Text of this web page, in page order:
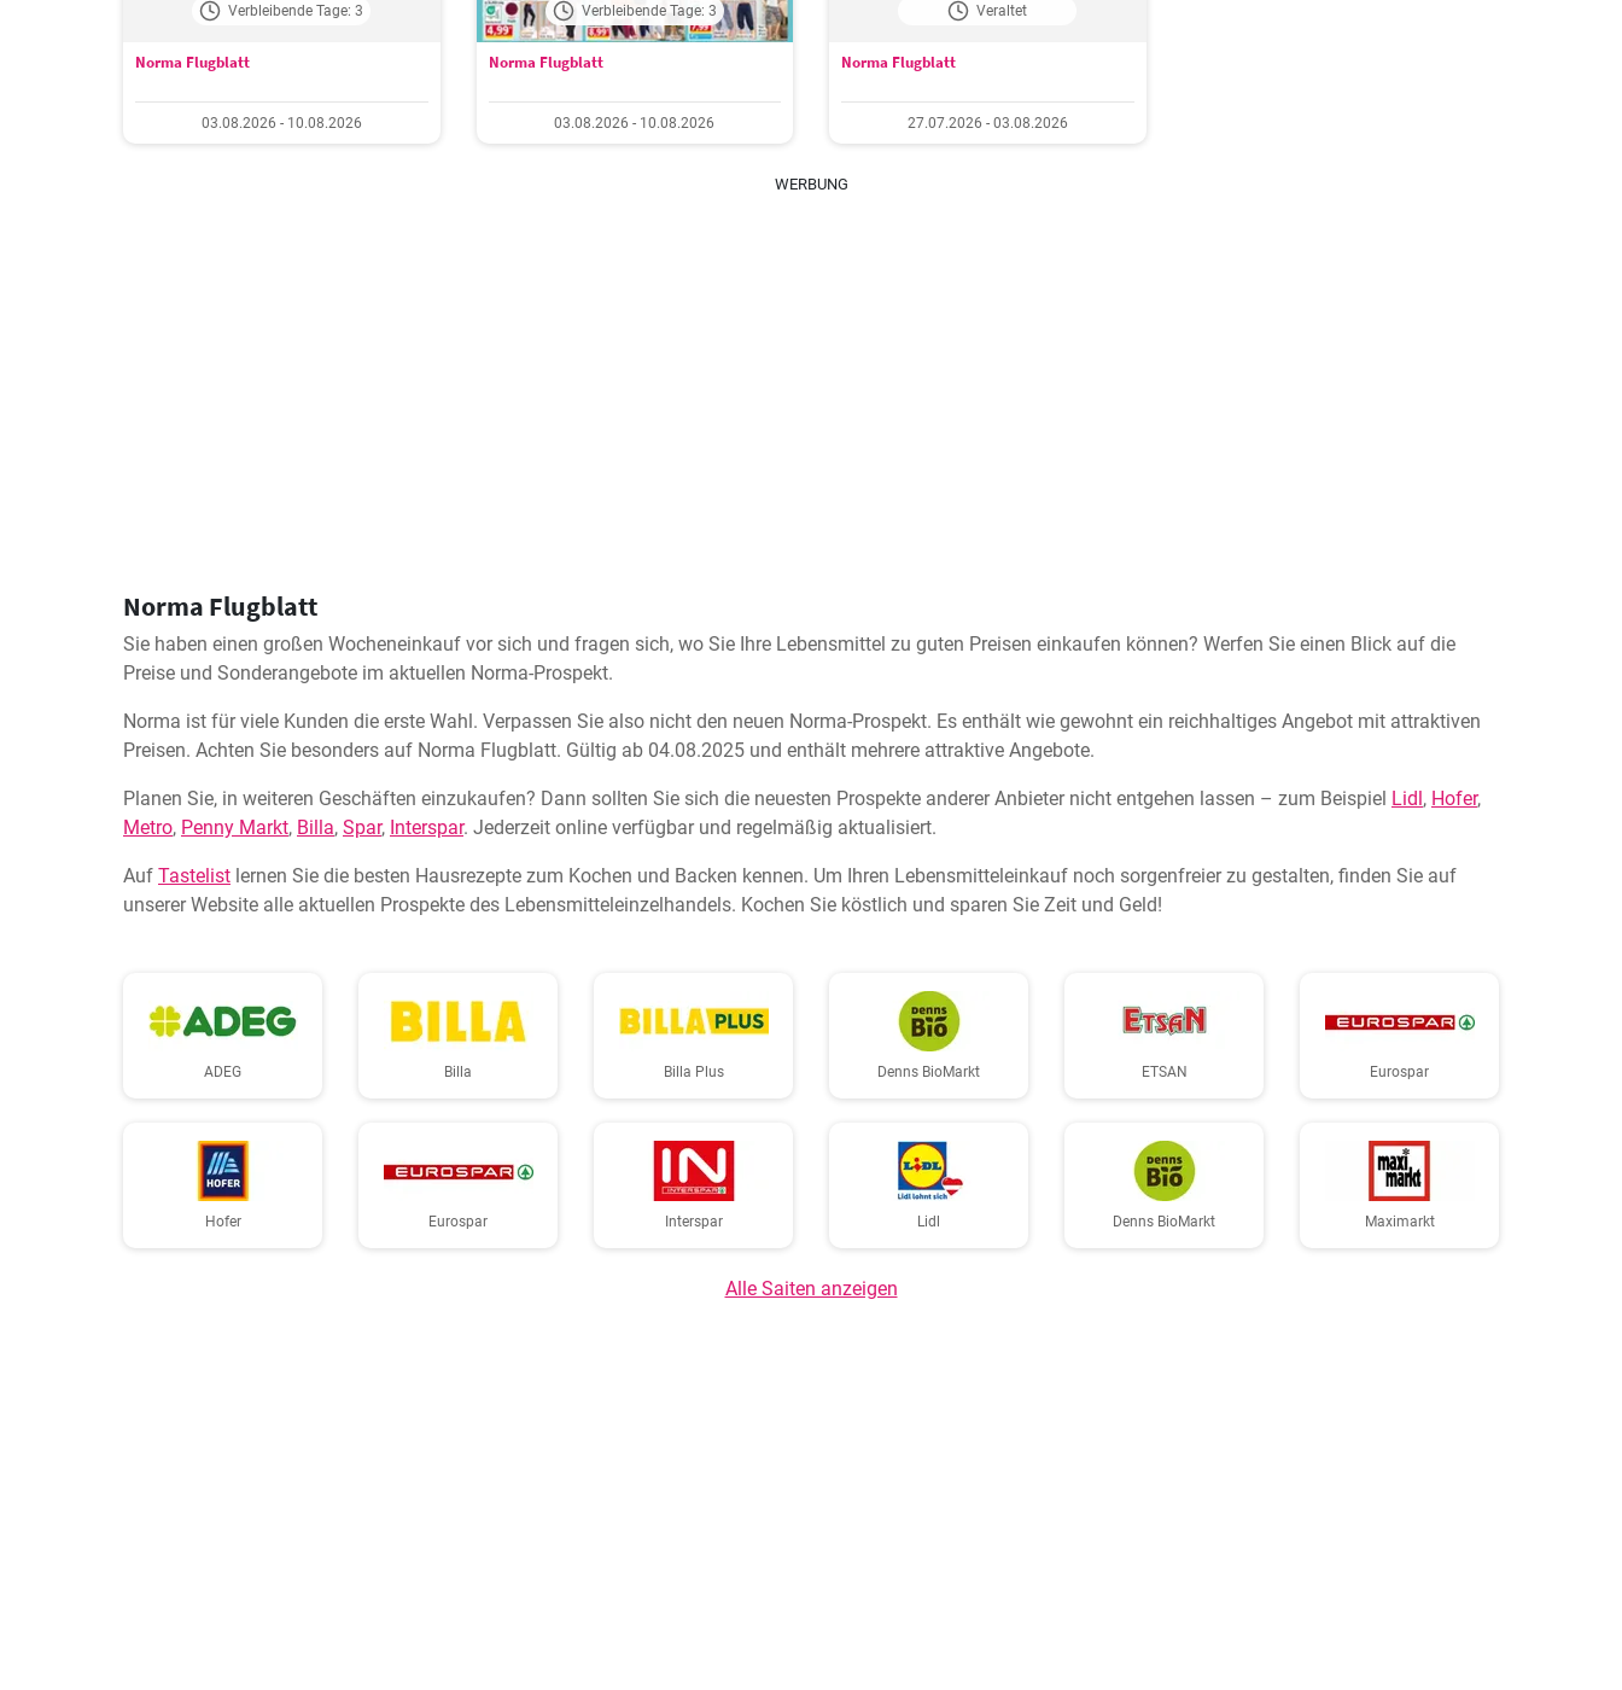
Verbleibende Tage: 3
Norma Flugblatt
03.08.2026 - 10.08.2026
Verbleibende Tage: 3
Norma Flugblatt
03.08.2026 - 10.08.2026
Veraltet
Norma Flugblatt
27.07.2026 - 03.08.2026
WERBUNG
Norma Flugblatt
Sie haben einen großen Wocheneinkauf vor sich und fragen sich, wo Sie Ihre Lebensmittel zu guten Preisen einkaufen können? Werfen Sie einen Blick auf die
Preise und Sonderangebote im aktuellen Norma-Prospekt.
Norma ist für viele Kunden die erste Wahl. Verpassen Sie also nicht den neuen Norma-Prospekt. Es enthält wie gewohnt ein reichhaltiges Angebot mit attraktiven
Preisen. Achten Sie besonders auf Norma Flugblatt. Gültig ab 04.08.2025 und enthält mehrere attraktive Angebote.
Planen Sie, in weiteren Geschäften einzukaufen? Dann sollten Sie sich die neuesten Prospekte anderer Anbieter nicht entgehen lassen – zum Beispiel Lidl, Hofer,
Metro, Penny Markt, Billa, Spar, Interspar. Jederzeit online verfügbar und regelmäßig aktualisiert.
Auf Tastelist lernen Sie die besten Hausrezepte zum Kochen und Backen kennen. Um Ihren Lebensmitteleinkauf noch sorgenfreier zu gestalten, finden Sie auf
unserer Website alle aktuellen Prospekte des Lebensmitteleinzelhandels. Kochen Sie köstlich und sparen Sie Zeit und Geld!
ADEG Billa Billa Plus Denns BioMarkt ETSAN Eurospar
Hofer Eurospar Interspar Lidl Denns BioMarkt Maximarkt
Alle Saiten anzeigen